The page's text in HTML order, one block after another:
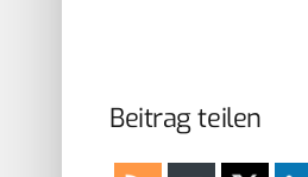
Beitrag teilen